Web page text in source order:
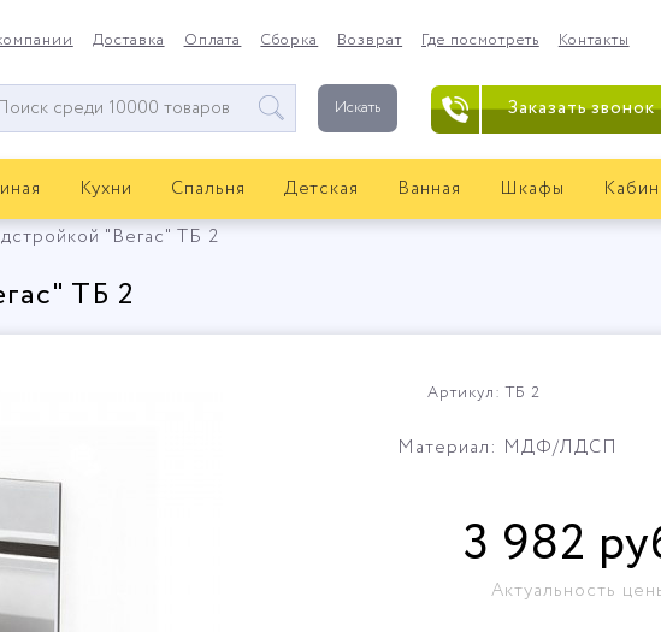
Доставка Оплата Сборка Возврат Где посмотреть Контакты
Искать Заказать звонок
Кухни Спальня Детская Ванная Шкафы
"Вегас" ТБ 2
ТБ 2
Артикул: ТБ 2
Материал: МДФ/ЛДСП
3 982
Актуальность